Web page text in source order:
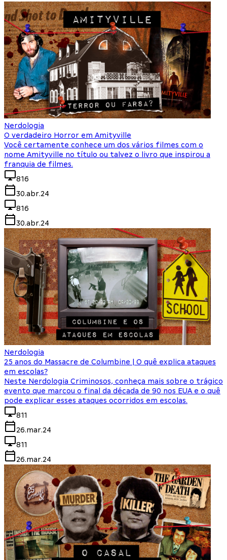
Nerdologia
O verdadeiro Horror em Amityville
Você certamente conhece um dos vários filmes com o
nome Amityville no título ou talvez o livro que inspirou a
franquia de filmes.
816
30.abr.24
816
30.abr.24
Nerdologia
25 anos do Massacre de Columbine | O quê explica ataques
em escolas?
Neste Nerdologia Criminosos, conheça mais sobre o trágico
evento que marcou o final da década de 90 nos EUA e o quê
pode explicar esses ataques ocorridos em escolas.
811
26.mar.24
811
26.mar.24